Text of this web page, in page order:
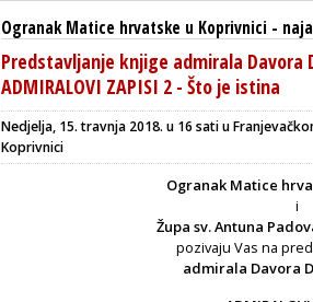
Ogranak Matice hrvatske u Koprivnici -
Predstavljanje knjige admirala Davora
ADMIRALOVI ZAPISI 2 - Što je istina
Nedjelja, 15. travnja 2018. u 16 sati u
Koprivnici
Ogranak Matice
i
Župa sv. Antuna
pozivaju Vas na
admirala Davora